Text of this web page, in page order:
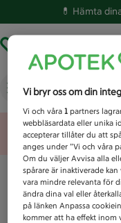
💊 Hämta
Vad letar du
Vi bryr oss om din
Vi och våra1 partners
webbläsardata eller unika
accepterar tillåter du att
anges under ”Vi och våra
Om du väljer Avvisa alla
spårare är inaktiverade
vara mindre relevanta för
ändra dina val eller
på länken Anpassa
kommer att ha effekt inom